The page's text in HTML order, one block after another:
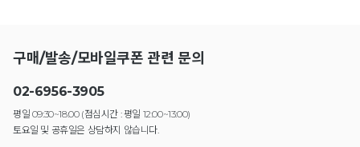
구매/발송/모바일쿠폰 관련 문의
02-6956-3905
평일 09:30~18:00 (점심시간 : 평일 12:00~13:00)
토요일 및 공휴일은 상담하지 않습니다.